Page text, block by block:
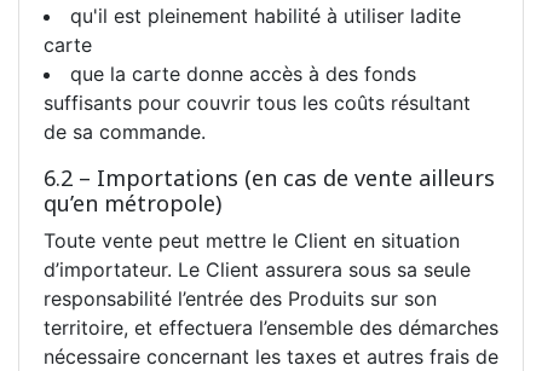
qu'il est pleinement habilité à utiliser ladite
carte
que la carte donne accès à des fonds
suffisants pour couvrir tous les coûts résultant
de sa commande.
6.2 – Importations (en cas de vente ailleurs
qu’en métropole)
Toute vente peut mettre le Client en situation
d’importateur. Le Client assurera sous sa seule
responsabilité l’entrée des Produits sur son
territoire, et effectuera l’ensemble des démarches
nécessaire concernant les taxes et autres frais de